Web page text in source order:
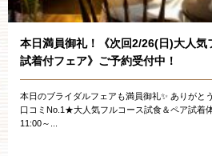
本日満員御礼！《次回2/26(日)大人
試着付フェア》ご予約受付中！
本日のブライダルフェアも満員御礼✨ ありが
口コミNo.1★大人気フルコース試食＆ペア試着
11:00～...